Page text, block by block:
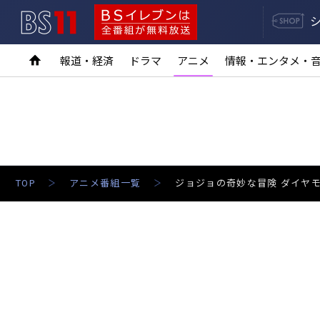
BSイレブンは全番組が無料放送
報道・経済 ドラマ アニメ 情報・エンタメ・
TOP アニメ番組一覧 ジョジョの奇妙な冒険 ダイヤ